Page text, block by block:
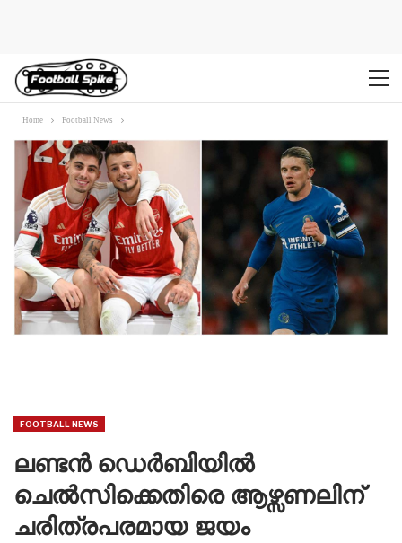
Home Football News
FOOTBALL NEWS
ലണ്ടൻ ഡെർബിയിൽ
ചെൽസിക്കെതിരെ ആഴ്സണലിന്
ചരിത്രപരമായ ജയം